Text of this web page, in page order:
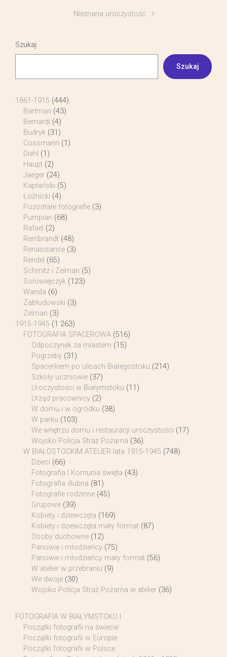
Nieznana uroczystość
Szukaj
Szukaj
1861-1915 (444)
Bartman (43)
Bernardi (4)
Budryk (31)
Cossmann (1)
Diehl (1)
Haupt (2)
Jaeger (24)
Kapłański (5)
Łoźnicki (4)
Pozostałe fotografie (3)
Pumpian (68)
Rafael (2)
Rembrandt (48)
Renaissance (3)
Rendel (65)
Schmitz i Zelman (5)
Sołowiejczyk (123)
Wanda (6)
Zabłudowski (3)
Zelman (3)
1915-1945 (1 263)
FOTOGRAFIA SPACEROWA (516)
Odpoczynek za miastem (15)
Pogrzeby (31)
Spacerkiem po ulicach Białegostoku (214)
Szkoły uczniowie (37)
Uroczystości w Białymstoku (11)
Urząd pracownicy (2)
W domu i w ogródku (38)
W parku (103)
We wnętrzu domu i restauracji uroczystości (17)
Wojsko Policja Straż Pożarna (36)
W BIAŁOSTOCKIM ATELIER lata 1915-1945 (748)
Dzieci (66)
Fotografia I Komunia święta (43)
Fotografia ślubna (81)
Fotografie rodzinne (45)
Grupowe (39)
Kobiety i dziewczęta (169)
Kobiety i dziewczęta mały format (87)
Osoby duchowne (12)
Panowie i młodzieńcy (75)
Panowie i młodzieńcy mały format (56)
W atelier w przebraniu (9)
We dwoje (30)
Wojsko Policja Straż Pożarna w atelier (36)
FOTOGRAFIA W BIAŁYMSTOKU I
Początki fotografii na świecie
Początki fotografii w Europie
Początki fotografii w Polsce